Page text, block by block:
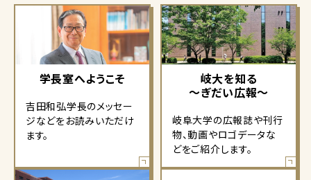
学長室へようこそ
吉田和弘学長のメッセー
ジなどをお読みいただけ
ます。
岐大を知る
～ぎだい広報～
岐阜大学の広報誌や刊行
物、動画やロゴデータな
どをご紹介します。